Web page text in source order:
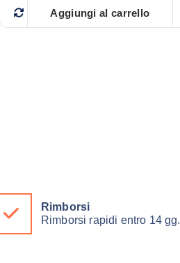
Aggiungi al carrello
Rimborsi
Rimborsi rapidi entro 14 gg.